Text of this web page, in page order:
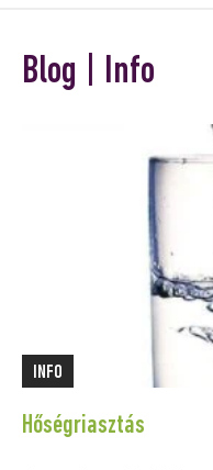
Blog | Info
INFO
Hőségriasztás